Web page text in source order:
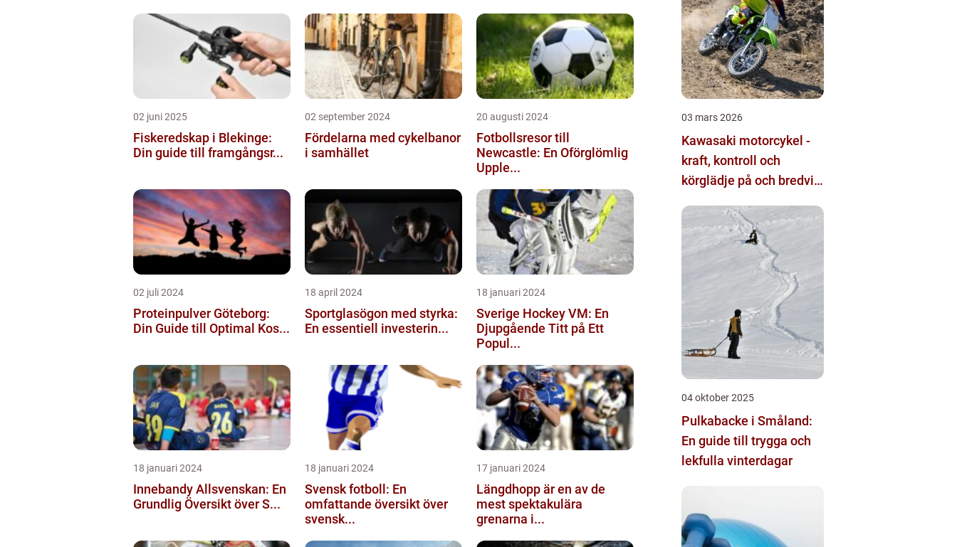
02 juni 2025
Fiskeredskap i Blekinge:
Din guide till framgångsr...
02 september 2024
Fördelarna med cykelbanor
i samhället
20 augusti 2024
Fotbollsresor till
Newcastle: En Oförglömlig
Upple...
02 juli 2024
Proteinpulver Göteborg:
Din Guide till Optimal Kos...
18 april 2024
Sportglasögon med styrka:
En essentiell investerin...
18 januari 2024
Sverige Hockey VM: En
Djupgående Titt på Ett
Popul...
18 januari 2024
Innebandy Allsvenskan: En
Grundlig Översikt över S...
18 januari 2024
Svensk fotboll: En
omfattande översikt över
svensk...
17 januari 2024
Längdhopp är en av de
mest spektakulära
grenarna i...
03 mars 2026
Kawasaki motorcykel -
kraft, kontroll och
körglädje på och bredvid
04 oktober 2025
Pulkabacke i Småland:
En guide till trygga och
lekfulla vinterdagar